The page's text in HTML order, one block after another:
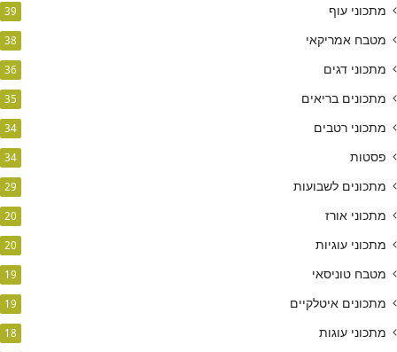
מתכוני עוף 39
מטבח אמריקאי 38
מתכוני דגים 36
מתכונים בריאים 35
מתכוני רטבים 34
פסטות 34
מתכונים לשבועות 29
מתכוני אורז 20
מתכוני עוגיות 20
מטבח טוניסאי 19
מתכונים איטלקיים 19
מתכוני עוגות 18